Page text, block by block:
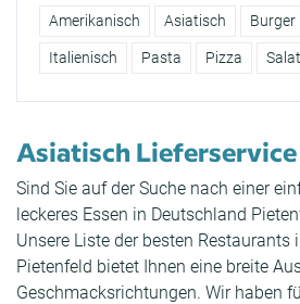
Amerikanisch Asiatisch Burger
Italienisch Pasta Pizza
Asiatisch
Sind Sie auf der Suche nach einer
leckeres Essen in Deutschland
Unsere Liste der besten Restaurants
Pietenfeld bietet Ihnen eine breite
Geschmacksrichtungen. Wir haben